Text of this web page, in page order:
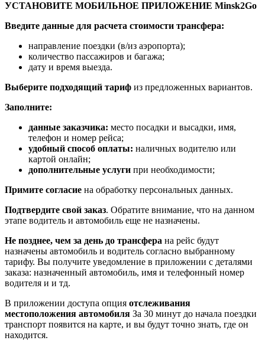
УСТАНОВИТЕ МОБИЛЬНОЕ ПРИЛОЖЕНИЕ Minsk2Go
Введите данные для расчета стоимости трансфера:
направление поездки (в/из аэропорта);
количество пассажиров и багажа;
дату и время выезда.
Выберите подходящий тариф из предложенных вариантов.
Заполните:
данные заказчика: место посадки и высадки, имя,
телефон и номер рейса;
удобный способ оплаты: наличных водителю или
картой онлайн;
дополнительные услуги при необходимости;
Примите согласие на обработку персональных данных.
Подтвердите свой заказ. Обратите внимание, что на данном
этапе водитель и автомобиль еще не назначены.
Не позднее, чем за день до трансфера на рейс будут
назначены автомобиль и водитель согласно выбранному
тарифу. Вы получите уведомление в приложении c деталями
заказа: назначенный автомобиль, имя и телефонный номер
водителя и и тд.
В приложении доступа опция отслеживания
местоположения автомобиля За 30 минут до начала поездки
транспорт появится на карте, и вы будут точно знать, где он
находится.